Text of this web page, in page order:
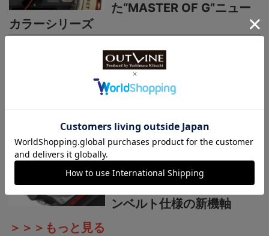
た“MASTER OF G”ニュー
カラーシリーズ
国産時計“カシオ”プロトレ
ック新作【シリーズ最軽量
の本格アウトドアウオッ
チ】小物を収納できる新構
造リバーシブルベルト採用
カシオ“G-SHOCK”新作2種
ル×カーボン”仕様】“G-
STEEL”シリーズからウレタ
ンベルト仕様の新機軸
＞＞＞もっと見る